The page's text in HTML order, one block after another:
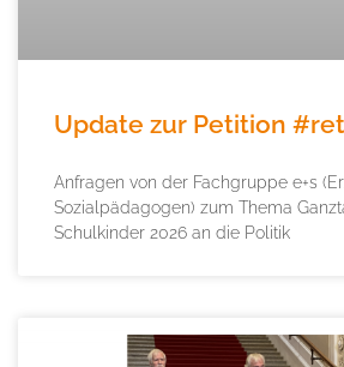
Update zur Petition
Anfragen von der Fachgruppe e+s
Sozialpädagogen) zum Thema
Schulkinder 2026 an die Politik